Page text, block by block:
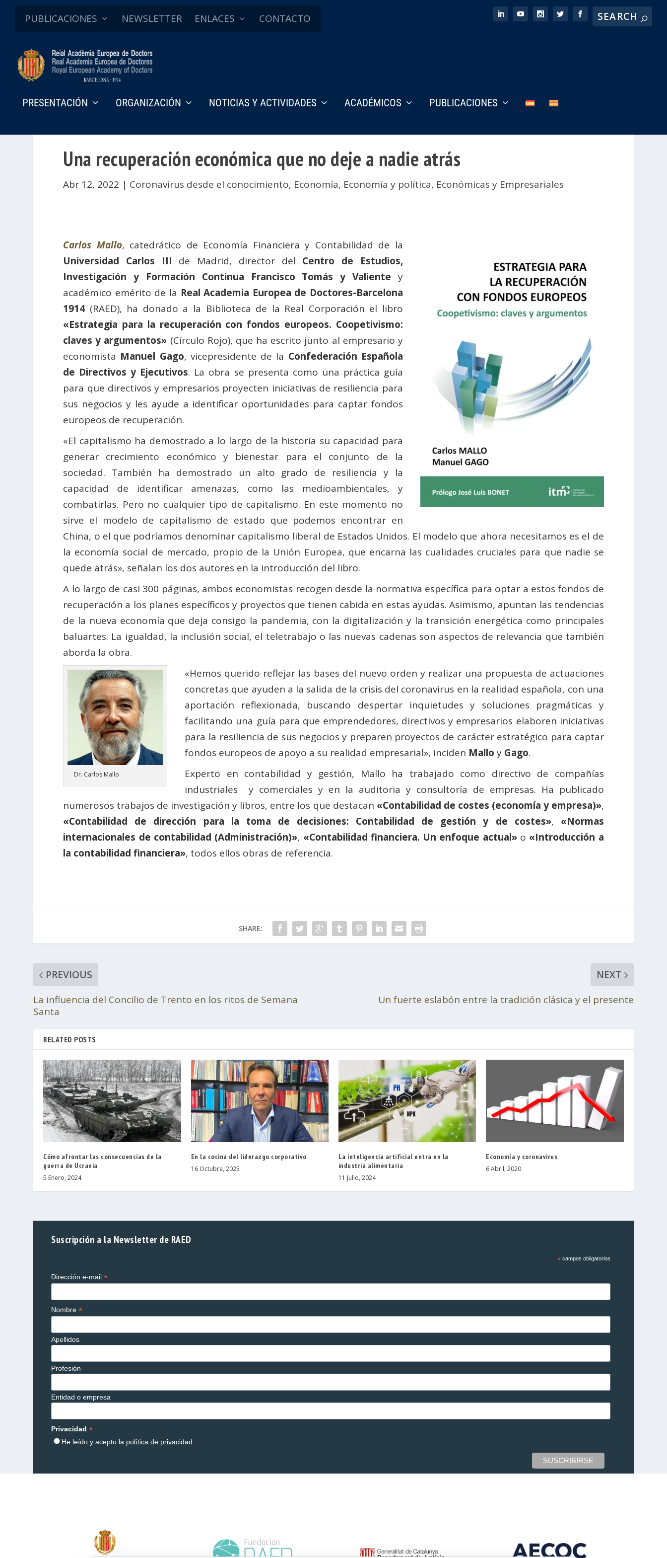
PUBLICACIONES NEWSLETTER ENLACES CONTACTO
PRESENTACIÓN ORGANIZACIÓN NOTICIAS Y ACTIVIDADES ACADÉMICOS PUBLICACIONES
Una recuperación económica que no deje a nadie atrás
Abr 12, 2022 | Coronavirus desde el conocimiento, Economía, Economía y política, Económicas y Empresariales
Carlos Mallo, catedrático de Economía Financiera y Contabilidad de la
Universidad Carlos III de Madrid, director del Centro de Estudios,
Investigación y Formación Continua Francisco Tomás y Valiente y
académico emérito de la Real Academia Europea de Doctores-Barcelona
1914 (RAED), ha donado a la Biblioteca de la Real Corporación el libro
«Estrategia para la recuperación con fondos europeos. Coopetivismo:
claves y argumentos» (Círculo Rojo), que ha escrito junto al empresario y
economista Manuel Gago, vicepresidente de la Confederación Española
de Directivos y Ejecutivos. La obra se presenta como una práctica guía
para que directivos y empresarios proyecten iniciativas de resiliencia para
sus negocios y les ayude a identificar oportunidades para captar fondos
europeos de recuperación.
«El capitalismo ha demostrado a lo largo de la historia su capacidad para
generar crecimiento económico y bienestar para el conjunto de la
sociedad. También ha demostrado un alto grado de resiliencia y la
capacidad de identificar amenazas, como las medioambientales, y
combatirlas. Pero no cualquier tipo de capitalismo. En este momento no
sirve el modelo de capitalismo de estado que podemos encontrar en
China, o el que podríamos denominar capitalismo liberal de Estados Unidos. El modelo que ahora necesitamos es el de
la economía social de mercado, propio de la Unión Europea, que encarna las cualidades cruciales para que nadie se
quede atrás», señalan los dos autores en la introducción del libro.
A lo largo de casi 300 páginas, ambos economistas recogen desde la normativa específica para optar a estos fondos de
recuperación a los planes específicos y proyectos que tienen cabida en estas ayudas. Asimismo, apuntan las tendencias
de la nueva economía que deja consigo la pandemia, con la digitalización y la transición energética como principales
baluartes. La igualdad, la inclusión social, el teletrabajo o las nuevas cadenas son aspectos de relevancia que también
aborda la obra.
Dr. Carlos Mallo
«Hemos querido reflejar las bases del nuevo orden y realizar una propuesta de actuaciones
concretas que ayuden a la salida de la crisis del coronavirus en la realidad española, con una
aportación reflexionada, buscando despertar inquietudes y soluciones pragmáticas y
facilitando una guía para que emprendedores, directivos y empresarios elaboren iniciativas
para la resiliencia de sus negocios y preparen proyectos de carácter estratégico para captar
fondos europeos de apoyo a su realidad empresarial», inciden Mallo y Gago.
Experto en contabilidad y gestión, Mallo ha trabajado como directivo de compañías
industriales y comerciales y en la auditoria y consultoría de empresas. Ha publicado
numerosos trabajos de investigación y libros, entre los que destacan «Contabilidad de costes (economía y empresa)»,
«Contabilidad de dirección para la toma de decisiones: Contabilidad de gestión y de costes», «Normas
internacionales de contabilidad (Administración)», «Contabilidad financiera. Un enfoque actual»o «Introducción a
la contabilidad financiera», todos ellos obras de referencia.
SHARE:
PREVIOUS
La influencia del Concilio de Trento en los ritos de Semana
Santa
NEXT
Un fuerte eslabón entre la tradición clásica y el presente
RELATED POSTS
Cómo afrontar las consecuencias de la
guerra de Ucrania
5 Enero, 2024
En la cocina del liderazgo corporativo
16 Octubre, 2025
La inteligencia artificial entra en la
industria alimentaria
11 Julio, 2024
Economía y coronavirus
6 Abril, 2020
Suscripción a la Newsletter de RAED
*campos obligatorios
Dirección e-mail*
Nombre*
Apellidos
Profesión
Entidad o empresa
Privacidad*
He leído y acepto la política de privacidad